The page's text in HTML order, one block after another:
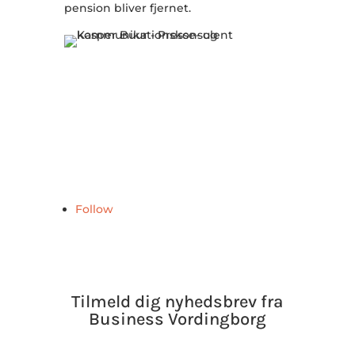
pension bliver fjernet.
Follow
Tilmeld dig nyhedsbrev fra
Business Vordingborg